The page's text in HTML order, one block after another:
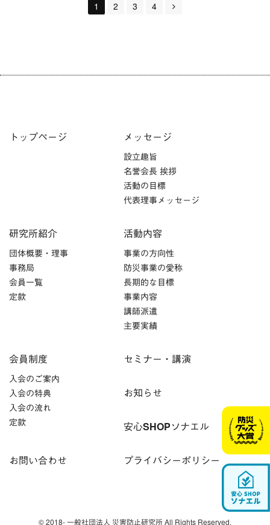
navigation
1 2 3 4
トップページ メッセージ
設立趣旨
名誉会長 挨拶
活動の目標
代表理事メッセージ
研究所紹介
団体概要・理事
事務局
会員一覧
定款
活動内容
事業の方向性
防災事業の愛称
長期的な目標
事業内容
講師派遣
主要実績
会員制度
入会のご案内
入会の特典
入会の流れ
定款
セミナー・講演
お知らせ
安心SHOPソナエル
お問い合わせ プライバシーポリシー
© 2018- 一般社団法人 災害防止研究所 All Rights Reserved.